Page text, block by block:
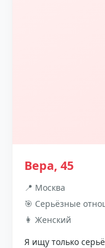
Вера, 45
📍 Москва
🎯 Серьёзные
👩 Женский
Я ищу только